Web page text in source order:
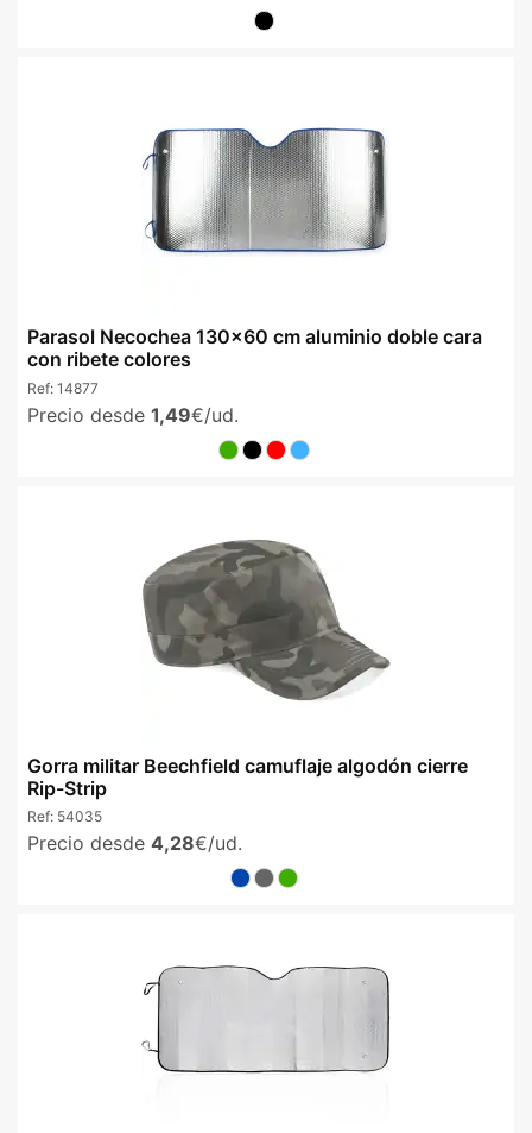
Parasol Necochea 130x60 cm aluminio doble cara
con ribete colores
Ref: 14877
Precio desde 1,49€/ud.
Gorra militar Beechfield camuflaje algodón cierre
Rip-Strip
Ref: 54035
Precio desde 4,28€/ud.